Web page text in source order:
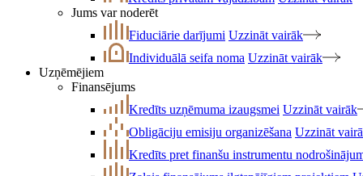
Jums var noderēt
Fiduciārie darījumi Uzzināt vairāk
Individuālā seifa noma Uzzināt vairāk
Uzņēmējiem
Finansējums
Kredīts uzņēmuma izaugsmei Uzzināt vairāk
Obligāciju emisiju organizēšana Uzzināt
Kredīts pret finanšu instrumentu